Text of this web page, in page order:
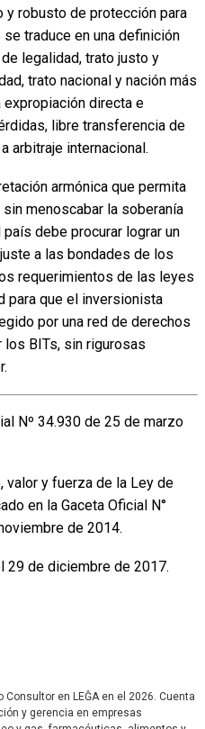
y robusto de protección para
traduce en una definición
legalidad, trato justo y
trato nacional y nación más
directa e
libre transferencia de
arbitraje internacional.
armónica que permita
menoscabar la soberanía
debe procurar lograr un
a las bondades de los
requerimientos de las leyes
para que el inversionista
por una red de derechos
BITs, sin rigurosas
Nº 34.930 de 25 de marzo
valor y fuerza de la Ley de
en la Gaceta Oficial N°
de 2014.
29 de diciembre de 2017.
en LEĜA en el 2026. Cuenta
y gerencia en empresas